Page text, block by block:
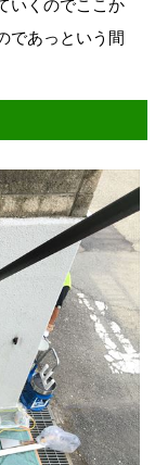
いくのでここか
であっという間